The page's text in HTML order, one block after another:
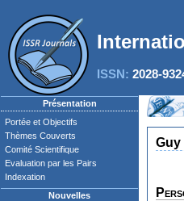
ISSN: 2028-
Présentation
Portée et Objectifs
Thèmes Couverts
Comité Scientifique
Evaluation par les Pairs
Indexation
Nouvelles
Guy